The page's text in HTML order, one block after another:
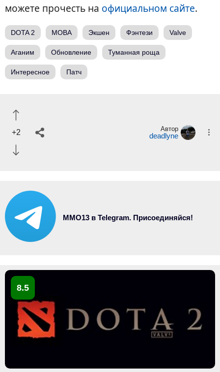
можете прочесть на официальном сайте.
DOTA 2 MOBA Экшен Фэнтези Valve
Аганим Обновление Туманная роща
Интересное Патч
+2 Автор
deadlyne
MMO13 в Telegram. Присоединяйся!
8.5